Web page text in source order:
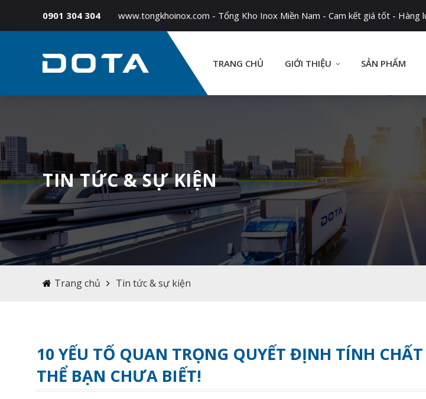
0901 304 304 www.tongkhoinox.com - Tổng Kho Inox Miền Nam - Cam kết giá tốt - Hàng
TRANG CHỦ GIỚI THIỆU SẢN PHẨM
TIN TỨC & SỰ KIỆN
Trang chủ Tin tức & sự kiện
10 YẾU TỐ QUAN TRỌNG QUYẾT ĐỊNH TÍNH CHẤT
THỂ BẠN CHƯA BIẾT!